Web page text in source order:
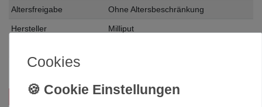
Altersfreigabe Ohne Altersbeschränkung
Hersteller Milliput
InhaltCookies